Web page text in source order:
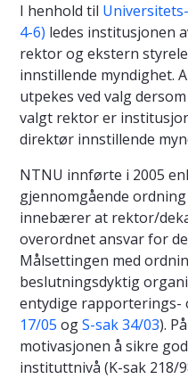
I henhold til
4-6) ledes institusjonen
rektor og ekstern
innstillende myndighet.
utpekes ved valg
valgt rektor er
direktør innstillende
NTNU innførte i 2005
gjennomgående
innebærer at rektor/
overordnet ansvar for
Målsettingen med
beslutningsdyktig
entydige rapporterings-
17/05 ogS-sak 34/03).
motivasjonen å sikre
instituttnivå (K-sak 218/